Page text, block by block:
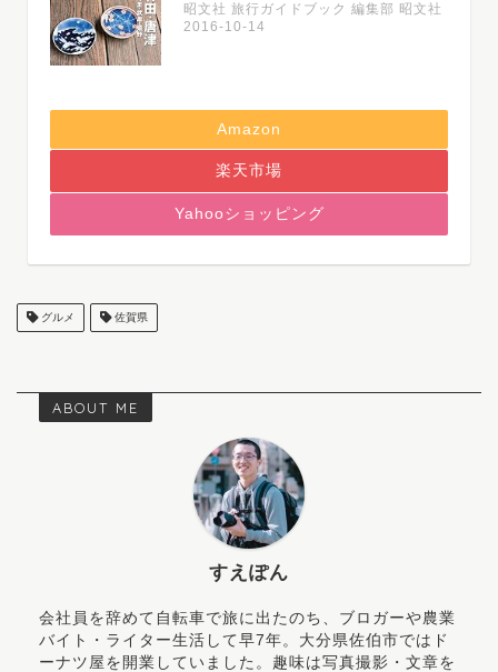
昭文社 旅行ガイドブック 編集部 昭文社
2016-10-14
Amazon
楽天市場
Yahooショッピング
グルメ 佐賀県
ABOUT ME
すえぽん
会社員を辞めて自転車で旅に出たのち、ブロガーや農業
バイト・ライター生活して早7年。大分県佐伯市ではド
ーナツ屋を開業していました。趣味は写真撮影・文章を